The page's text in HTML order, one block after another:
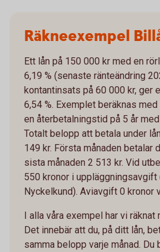
Räkneexempel
Ett lån på 150 000 kr med en
6,19 % (senaste ränteändring
kontantinsats på 60 000 kr, ger
6,54 %. Exemplet beräknas
en återbetalningstid på 5 år
Totalt belopp att betala under
149 kr. Första månaden betalar
sista månaden 2 513 kr. Vid
550 kronor i
Nyckelkund). Aviavgift 0 kronor
I alla våra exempel har vi räknat
Det innebär att du, på ditt lån,
samma belopp varje månad. Du